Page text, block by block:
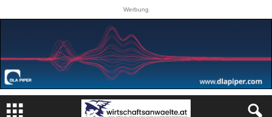
Werbung